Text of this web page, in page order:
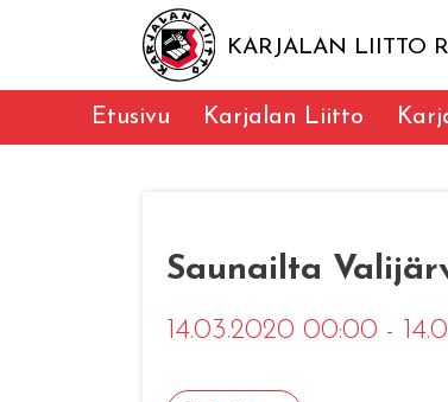
KARJALAN LIITTO
Etusivu Karjalan Liitto
Saunailta
14.03.2020 00:00 -